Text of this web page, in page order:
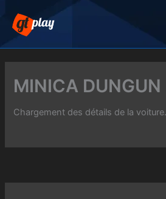
contenu
MINICA
Chargement des détails de la